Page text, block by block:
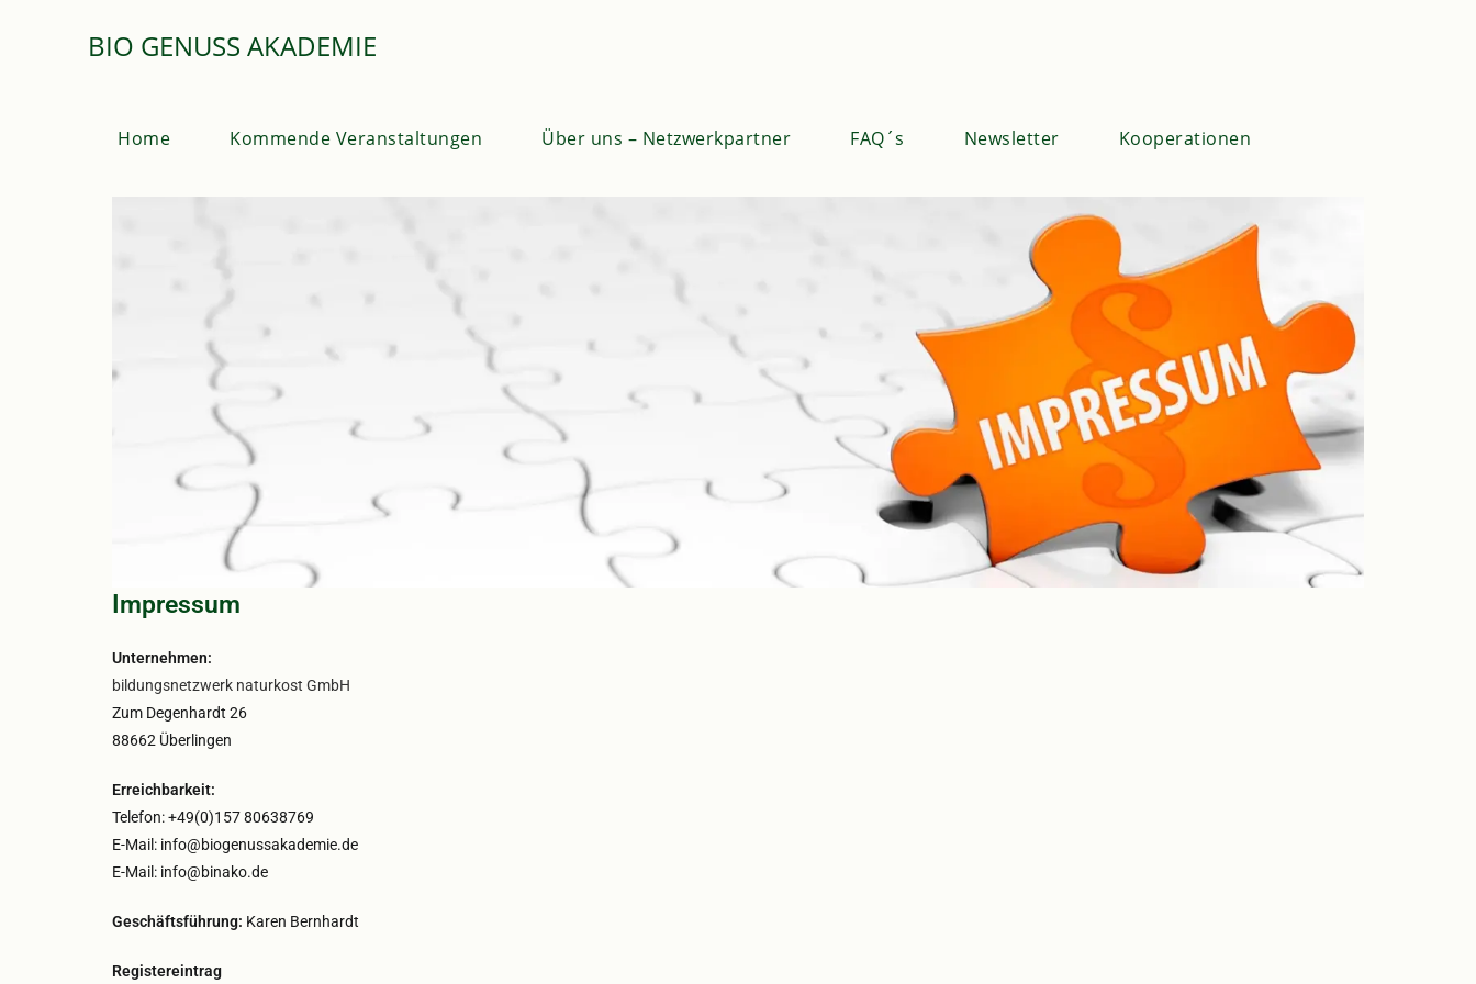
BIO GENUSS AKADEMIE
Home Kommende Veranstaltungen Über uns – Netzwerkpartner FAQ´s Newsletter Kooperationen
Impressum
Unternehmen:
bildungsnetzwerk naturkost GmbH
Zum Degenhardt 26
88662 Überlingen
Erreichbarkeit:
Telefon: +49(0)157 80638769
E-Mail: info@biogenussakademie.de
E-Mail: info@binako.de
Geschäftsführung: Karen Bernhardt
Registereintrag